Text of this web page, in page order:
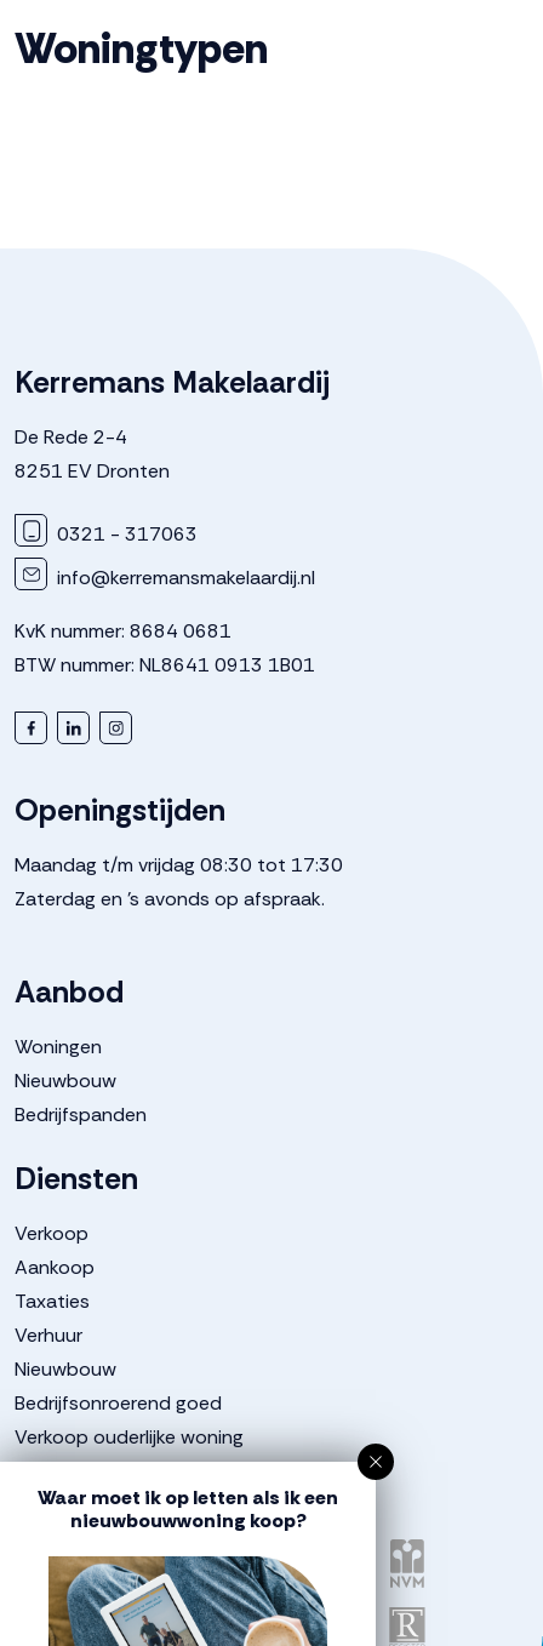
Woningtypen
Kerremans Makelaardij
De Rede 2-4
8251 EV Dronten
0321 - 317063
info@kerremansmakelaardij.nl
KvK nummer: 8684 0681
BTW nummer: NL8641 0913 1B01
Openingstijden
Maandag t/m vrijdag 08:30 tot 17:30
Zaterdag en 's avonds op afspraak.
Aanbod
Woningen
Nieuwbouw
Bedrijfspanden
Diensten
Verkoop
Aankoop
Taxaties
Verhuur
Nieuwbouw
Bedrijfsonroerend goed
Verkoop ouderlijke woning
Aangesloten bij
Waar moet ik op letten als ik een
nieuwbouwwoning koop?